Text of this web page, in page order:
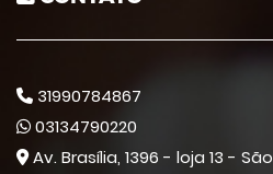
31990784867
03134790220
Av. Brasília, 1396 - loja 13 - São